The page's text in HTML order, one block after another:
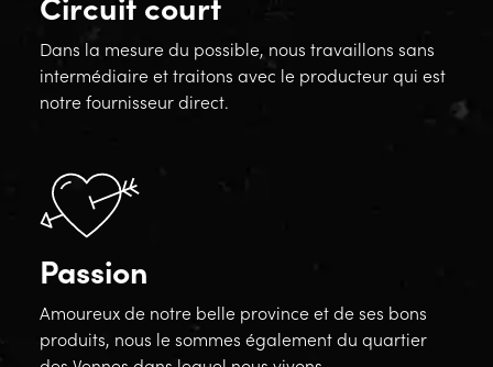
Dans la mesure du possible, nous travaillons sans
intermédiaire et traitons avec le producteur qui est
notre fournisseur direct.
Passion
Amoureux de notre belle province et de ses bons
produits, nous le sommes également du quartier